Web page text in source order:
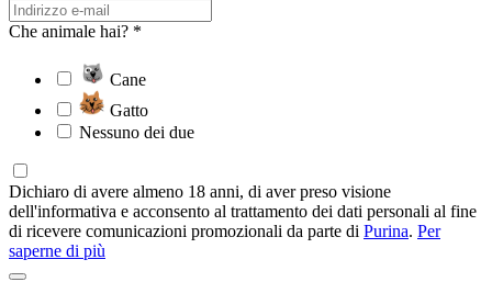
Che animale hai? *
Cane
Gatto
Nessuno dei due
Dichiaro di avere almeno 18 anni, di aver preso visione
dell'informativa e acconsento al trattamento dei dati personali al fine
di ricevere comunicazioni promozionali da parte di Purina. Per
saperne di più